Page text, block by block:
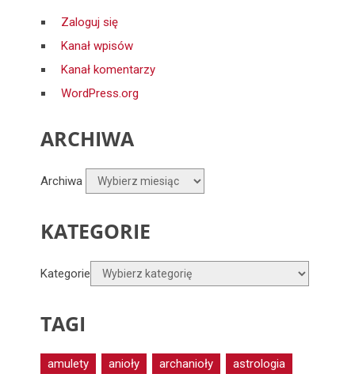
Zaloguj się
Kanał wpisów
Kanał komentarzy
WordPress.org
ARCHIWA
Archiwa
KATEGORIE
Kategorie
TAGI
amulety anioły archanioły
astrologia